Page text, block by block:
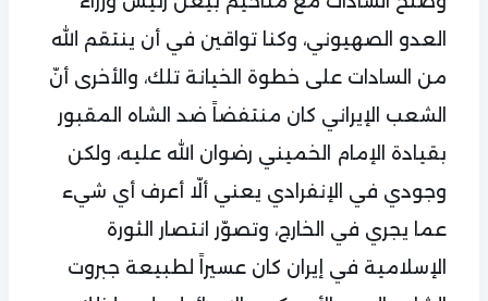
العدو الصهيوني، وكنا تواقين في أن ينتقم الله
من السادات على خطوة الخيانة تلك، والأخرى أنّ
الشعب الإيراني كان منتفضاً ضد الشاه المقبور
بقيادة الإمام الخميني رضوان الله عليه، ولكن
وجودي في الإنفرادي يعني ألّا أعرف أي شيء
عما يجري في الخارج، وتصوّر انتصار الثورة
الإسلامية في إيران كان عسيراً لطبيعة جبروت